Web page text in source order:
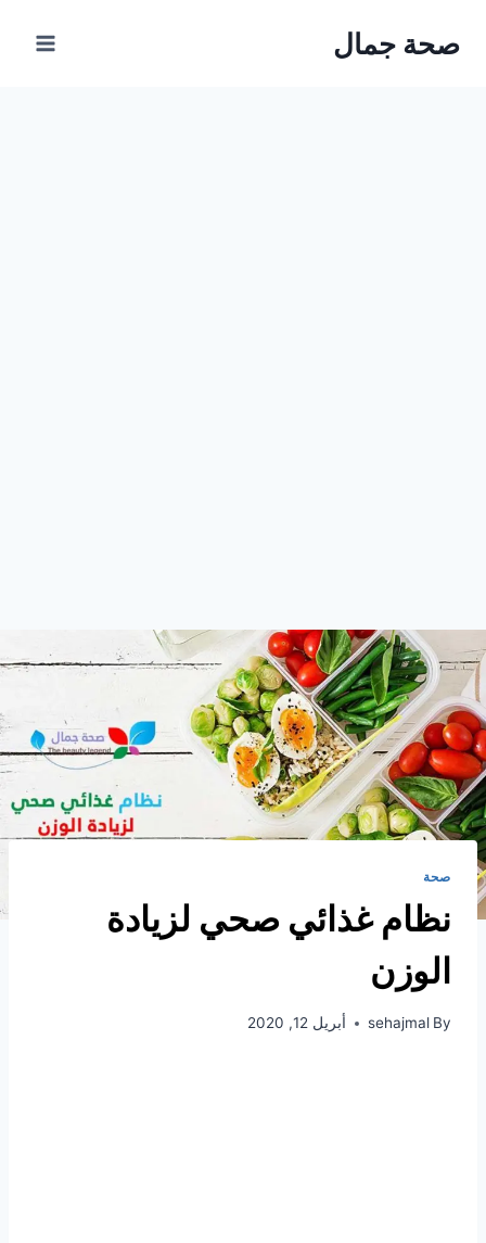
صحة جمال
صحة
نظام غذائي صحي لزيادة
الوزن
By
sehajmal أبريل 12, 2020